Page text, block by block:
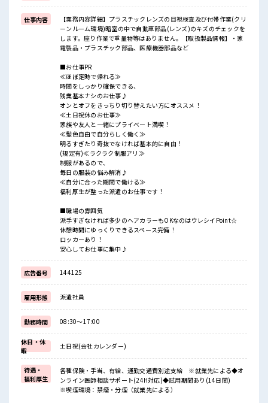
仕事内容
【業務内容詳細】プラスチックレンズの目視検査及び付帯作業(クリ
ーンルーム環境)暗室の中で自動車部品(レンズ)のキズのチェックを
します。座り作業で重量物等はありません。【取扱製品情報】・家
電製品・プラスチック部品、医療機器部品など
■お仕事PR
≪ほぼ定時で帰れる≫
時間をしっかり確保できる、
残業基本ナシのお仕事♪
オンとオフをきっちり切り替えたい方にオススメ！
≪土日祝休のお仕事≫
家族や友人と一緒にプライベート満喫！
≪髪色自由で自分らしく働く≫
明るすぎたり奇抜でなければ基本的に自由！
(規定有)≪ラクラク制服アリ≫
制服があるので、
毎日の服装の悩み解消♪
≪自分に合った期間で働ける≫
福利厚生が整った派遣のお仕事です！
■職場の雰囲気
派手すぎなければ多少のヘアカラーもOKなのはウレシイPoint☆
休憩時間にゆっくりできるスペース完備！
ロッカーあり！
安心してお仕事に集中♪
広告番号 144125
雇用形態 派遣社員
勤務時間 08:30～17:00
休日・休
暇
土日祝(会社カレンダー)
待遇・
福利厚生
各種保険・手当、有給、通勤交通費別途支給 ※就業先による◆オ
ンライン医師相談サポート(24H対応)◆試用期間あり(14日間)
※喫煙環境：禁煙・分煙（就業先による）